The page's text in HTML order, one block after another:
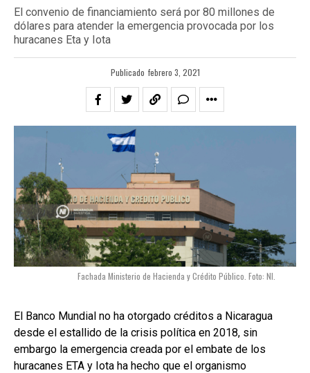
El convenio de financiamiento será por 80 millones de
dólares para atender la emergencia provocada por los
huracanes Eta y Iota
Publicado febrero 3, 2021
Fachada Ministerio de Hacienda y Crédito Público. Foto: NI.
El Banco Mundial no ha otorgado créditos a Nicaragua
desde el estallido de la crisis política en 2018, sin
embargo la emergencia creada por el embate de los
huracanes ETA y Iota ha hecho que el organismo